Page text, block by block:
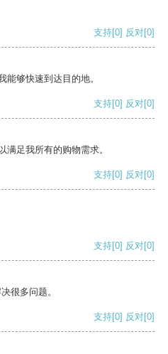
支持[0] 反对[0]
能够快速到达目的地。
支持[0] 反对[0]
满足我所有的购物需求。
支持[0] 反对[0]
支持[0] 反对[0]
很多问题。
支持[0] 反对[0]